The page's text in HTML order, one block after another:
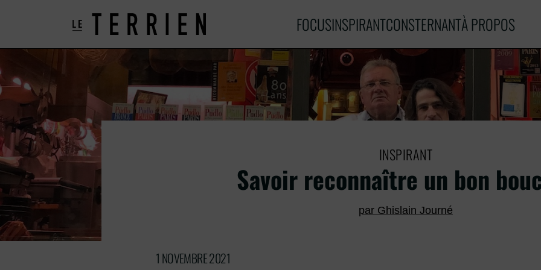
FOCUSINSPIRANTCONSTERNANTÀ PROPOS
INSPIRANT
Savoir reconnaître un bon
par Ghislain Journé
1 NOVEMBRE 2021